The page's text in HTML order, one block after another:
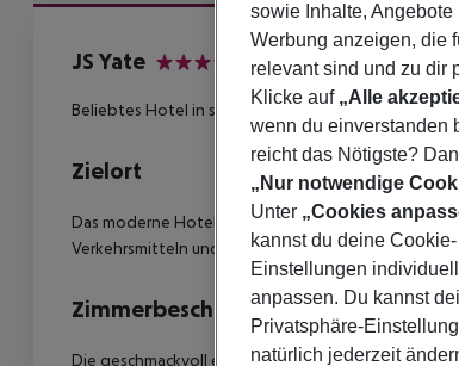
Hotelbeschreibung
JS Yate
Beliebtes Hotel in sehr guter Strandlage.
Zielort
Das moderne Hotel liegt im Herzen von Can
Verkehrsmitteln und trotzdem ruhig in einer
Zimmerbeschreibung
Die geschmackvoll eingerichteten
sowie Inhalte, Angebote
Werbung anzeigen, die
relevant sind und zu dir
Klicke auf „Alle
wenn du einverstanden
reicht das Nötigste?
„Nur notwendige
Unter „Cookies
kannst du deine Cookie-
Einstellungen individuell
anpassen. Du kannst
Privatsphäre-
natürlich jederzeit